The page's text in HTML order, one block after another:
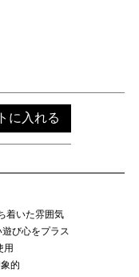
に入れる
着いた雰囲気
び心をプラス
用
的